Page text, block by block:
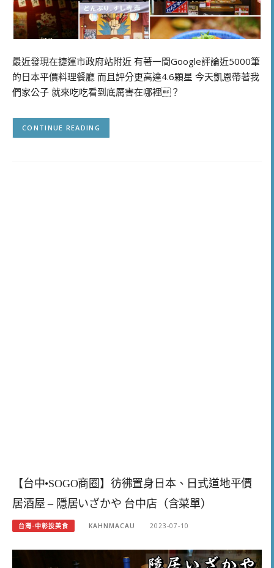
最近發現在捷運市政府站附近 有著一間Google評論近5000筆
的日本平價料理餐廳 而且評分更高達4.6顆星 今天凱恩帶著我
們家公子 就來吃吃看到底厲害在哪裡？
CONTINUE READING
【台中•SOGO商圈】彷彿置身日本、日式道地平價
居酒屋 – 隱居いざかや 台中店（含菜單）
台灣-中彰投美食 KAHNMACAU 2023-07-10